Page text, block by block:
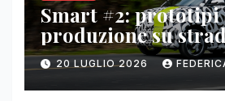
Smart #2:
produzione su
del paris motor
20 LUGLIO 2026